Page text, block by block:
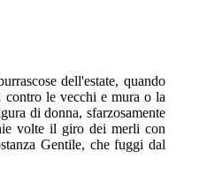
dell'estate, quando
contro le vecchi e mura o la
di donna, sfarzosamente
volte il giro dei merli con
Gentile, che fuggi dal